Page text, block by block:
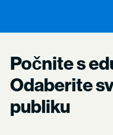
Počnite s
Odaberite
publiku